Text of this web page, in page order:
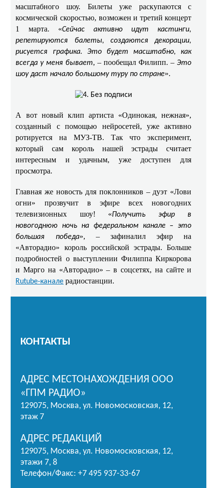
масштабного шоу. Билеты уже раскупаются с
космической скоростью, возможен и третий концерт
1 марта. «Сейчас активно идут кастинги,
репетируются балеты, создаются декорации,
рисуется графика. Это будет масштабно, как
всегда у меня бывает, – пообещал Филипп. –Это
шоу даст начало большому туру по стране».
А вот новый клип артиста «Одинокая, нежная»,
созданный с помощью нейросетей, уже активно
ротируется на МУЗ-ТВ. Так что эксперимент,
который сам король нашей эстрады считает
интересным и удачным, уже доступен для
просмотра.
Главная же новость для поклонников – дуэт «Лови
огни» прозвучит в эфире всех новогодних
телевизионных шоу! «Получить эфир в
новогоднюю ночь на федеральном канале – это
большая победа», – зафиналил эфир на
«Авторадио» король российской эстрады. Больше
подробностей о выступлении Филиппа Киркорова
и Марго на «Авторадио» – в соцсетях, на сайте и
Rutube-канале радиостанции.
КОНТАКТЫ
АДРЕС МЕСТОНАХОЖДЕНИЯ ООО
«ГПМ РАДИО»
129075, Москва, ул. Новомосковская, 12,
этаж 7
АДРЕС РЕДАКЦИЙ
129075, Москва, ул. Новомосковская, 12,
этажи 7, 8
Телефон/Факс: +7 495 937-33-67